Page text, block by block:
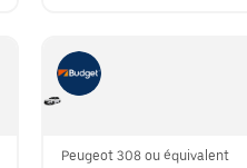
Peugeot 308 ou équivalent